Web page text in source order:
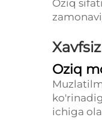
Oziq
Oziq
ichiga